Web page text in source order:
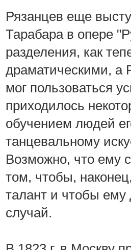
Рязанцев еще
Тарабара в опере
разделения, как
драматическими, а
мог пользоваться
приходилось
обучением людей
танцевальному
Возможно, что ему
том, чтобы,
талант и чтобы ему
случай.